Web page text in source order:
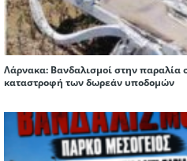
Λάρνακα: Βανδαλισμοί στην παραλία
καταστροφή των δωρεάν υποδομών